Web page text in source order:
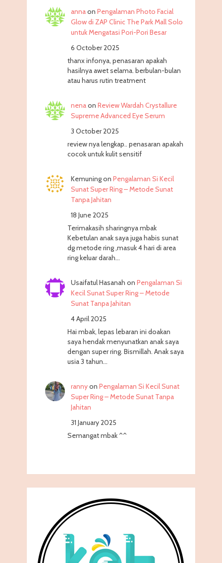
annaon Pengalaman Photo Facial
Glow di ZAP Clinic The Park Mall Solo
untuk Mengatasi Pori-Pori Besar
6 October 2025
thanx infonya, penasaran apakah
hasilnya awet selama. berbulan-bulan
atau harus rutin treatment
nenaon Review Wardah Crystallure
Supreme Advanced Eye Serum
3 October 2025
review nya lengkap.. penasaran apakah
cocok untuk kulit sensitif
Kemuningon Pengalaman Si Kecil
Sunat Super Ring – Metode Sunat
Tanpa Jahitan
18 June 2025
Terimakasih sharingnya mbak
Kebetulan anak saya juga habis sunat
dg metode ring ,masuk 4 hari di area
ring keluar darah…
Usaifatul Hasanah on Pengalaman Si
Kecil Sunat Super Ring – Metode
Sunat Tanpa Jahitan
4 April 2025
Hai mbak, lepas lebaran ini doakan
saya hendak menyunatkan anak saya
dengan super ring. Bismillah. Anak saya
usia 3 tahun…
rannyon Pengalaman Si Kecil Sunat
Super Ring – Metode Sunat Tanpa
Jahitan
31 January 2025
Semangat mbak ^^